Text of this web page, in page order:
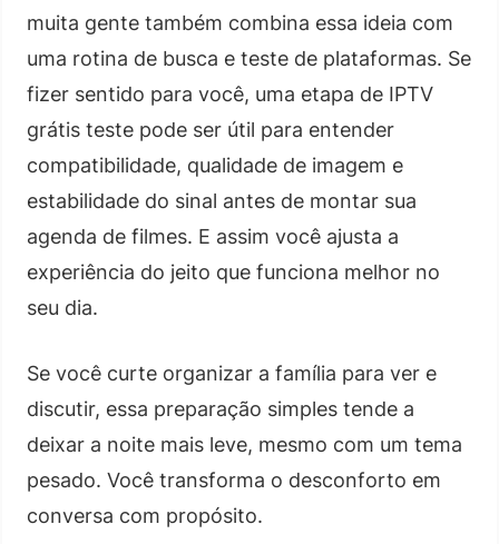
muita gente também combina essa ideia com
uma rotina de busca e teste de plataformas. Se
fizer sentido para você, uma etapa de IPTV
grátis teste pode ser útil para entender
compatibilidade, qualidade de imagem e
estabilidade do sinal antes de montar sua
agenda de filmes. E assim você ajusta a
experiência do jeito que funciona melhor no
seu dia.
Se você curte organizar a família para ver e
discutir, essa preparação simples tende a
deixar a noite mais leve, mesmo com um tema
pesado. Você transforma o desconforto em
conversa com propósito.